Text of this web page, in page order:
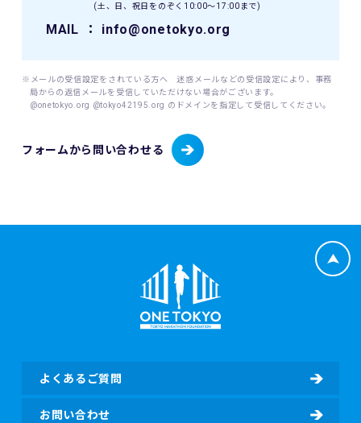
同意を得た）情報の提供(登録、申込等)によることを原則と
します。
内でこれを行います。
(1) 取り扱う個人情報
・東京マラソン等にご応募いただく場合
・東京マラソン等を通じて寄付をしていただく場合
ルアドレス、国籍、パスポート番号（海外エントリーの場
係、日本陸上競技連盟（JAAF）への登録の有無、JAAF ID
等）、応募者のレース種目情報（応募者の障害（視覚障害、
知的障害、車いす）の有無、臓器移植の有無、伴走者の有
無）（該当する場合）、寄付者情報（所属先、住所、電話番
号、部署名、役職、担当者氏名、担当者電子メールアドレ
得し、取り扱います。
・東京マラソン等にご参加いただく場合
フォームから問い合わせる
(土、日、祝日をのぞく10:00〜17:00まで)
MAIL ： info@onetokyo.org
※メールの受信設定をされている方へ 迷惑メールなどの受信設定により、事務
局からの返信メールを受信していただけない場合がございます。
@onetokyo.org @tokyo42195.org のドメインを指定して受信してください。
よくあるご質問
お問い合わせ